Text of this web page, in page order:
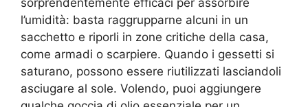
sorprendentemente efficaci per assorbire
l’umidità: basta raggrupparne alcuni in un
sacchetto e riporli in zone critiche della casa,
come armadi o scarpiere. Quando i gessetti si
saturano, possono essere riutilizzati lasciandoli
asciugare al sole. Volendo, puoi aggiungere